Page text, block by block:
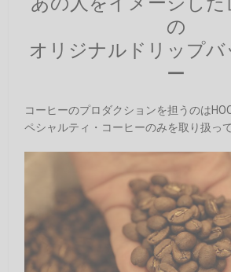
の
オリジナルドリップバ
ー
コーヒーのプロダクションを担うのは
ペシャルティ・コーヒーのみを取り扱っ